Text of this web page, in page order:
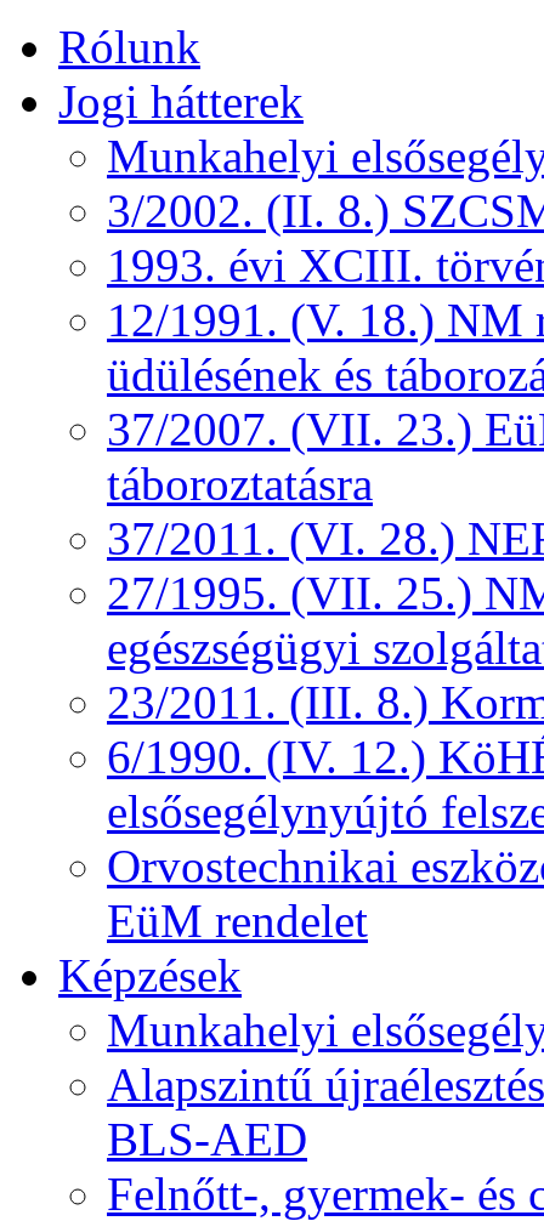
Rólunk
Jogi hátterek
Munkahelyi
3/2002. (II. 8.)
1993. évi XCIII.
12/1991. (V. 18.) NM
üdülésének és
37/2007. (VII. 23.)
táboroztatásra
37/2011. (VI. 28.)
27/1995. (VII. 25.)
egészségügyi
23/2011. (III. 8.)
6/1990. (IV. 12.)
elsősegélynyújtó
Orvostechnikai
EüM rendelet
Képzések
Munkahelyi
Alapszintű
BLS-AED
Felnőtt-, gyermek- és